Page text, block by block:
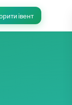
івент